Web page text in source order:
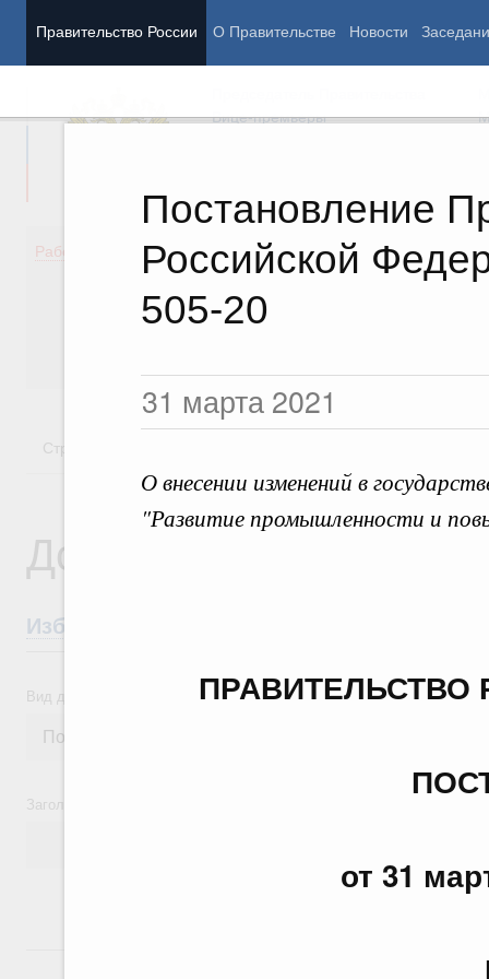
Правительство России О Правительстве Новости
Постановление
Российской
505-20
31 марта 2021
О внесении изменений в
"Развитие промышленности и
от 31
Вице-премьеры
Работа Правительства
Демография
Здоровье
Стратегии
Документы
Избранные документы со справками к
Вид документа
Заголовок или текст документа